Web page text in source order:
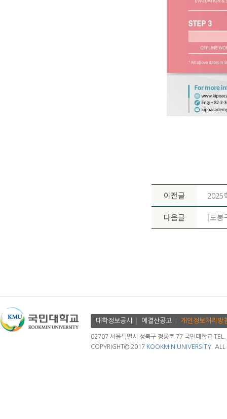
이전글 2025
다음글 [도봉
대학정보공시 에결산공고 개인정보처리방
02707 서울특별시 성북구 정릉로 77 국민대학교
COPYRIGHT© 2017 KOOKMIN UNIVERSITY. ALL